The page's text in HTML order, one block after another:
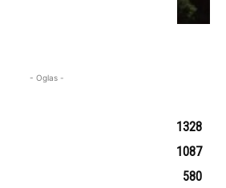
- Oglas -
1328
1087
580